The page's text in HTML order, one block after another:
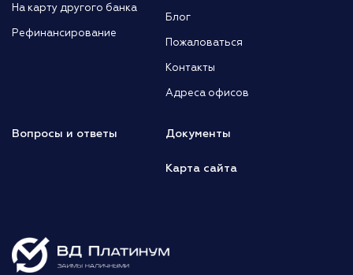
На карту другого банка
Рефинансирование
Блог
Пожаловаться
Контакты
Адреса офисов
Вопросы и ответы Документы
Карта сайта